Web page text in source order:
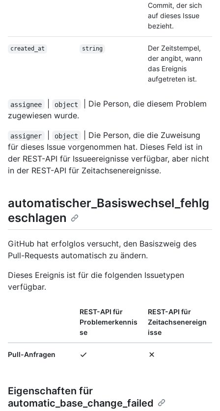
Commit, der sich
auf dieses Issue
bezieht.
created_at string
Der Zeitstempel,
der angibt, wann
das Ereignis
aufgetreten ist.
assignee object
| Die Person, die diesem Problem
zugewiesen wurde.
assigner object
| Die Person, die die Zuweisung
für dieses Issue vorgenommen hat. Dieses Feld ist in
der REST-API für Issueereignisse verfügbar, aber nicht
in der REST-API für Zeitachsenereignisse.
automatischer_Basiswechsel_fehlg
eschlagen
GitHub hat erfolglos versucht, den Basiszweig des
Pull-Requests automatisch zu ändern.
Dieses Ereignis ist für die folgenden Issuetypen
verfügbar.
REST-API für
Problemerkennis
se
REST-API für
Zeitachsenereign
isse
Pull-Anfragen
Eigenschaften für
automatic_base_change_failed